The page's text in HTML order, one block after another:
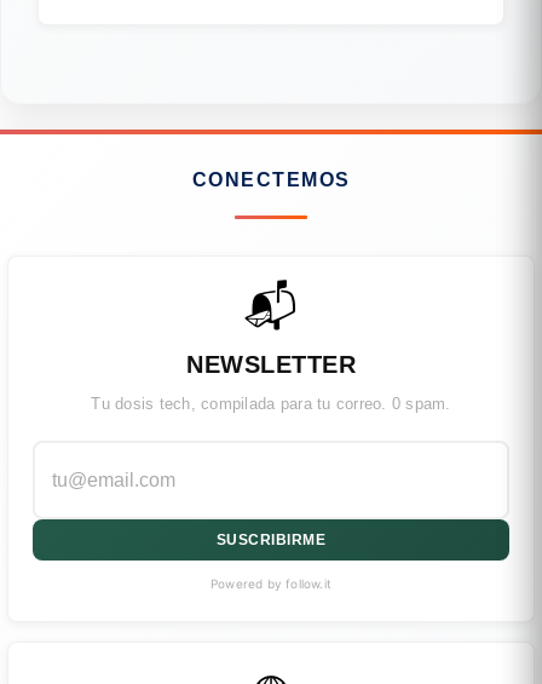
CONECTEMOS
📬
NEWSLETTER
Tu dosis tech, compilada para tu correo. 0 spam.
SUSCRIBIRME
Powered by follow.it